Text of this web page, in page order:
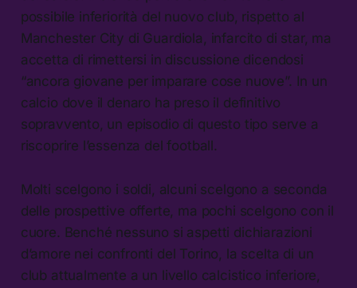
possibile inferiorità del nuovo club, rispetto al
Manchester City di Guardiola, infarcito di star, ma
accetta di rimettersi in discussione dicendosi
“ancora giovane per imparare cose nuove”. In un
calcio dove il denaro ha preso il definitivo
sopravvento, un episodio di questo tipo serve a
riscoprire l’essenza del football.
Molti scelgono i soldi, alcuni scelgono a seconda
delle prospettive offerte, ma pochi scelgono con il
cuore. Benché nessuno si aspetti dichiarazioni
d’amore nei confronti del Torino, la scelta di un
club attualmente a un livello calcistico inferiore,